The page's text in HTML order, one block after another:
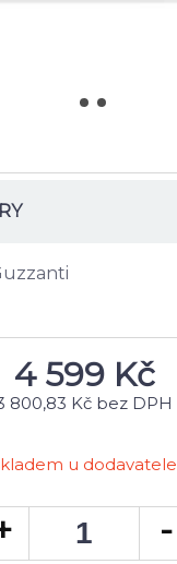
4 599 Kč
800,83 Kč bez DPH
u dodavatele